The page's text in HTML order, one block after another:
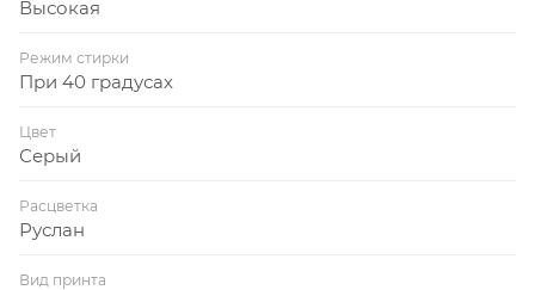
Высокая
Режим стирки
При 40 градусах
Цвет
Серый
Расцветка
Руслан
Вид принта